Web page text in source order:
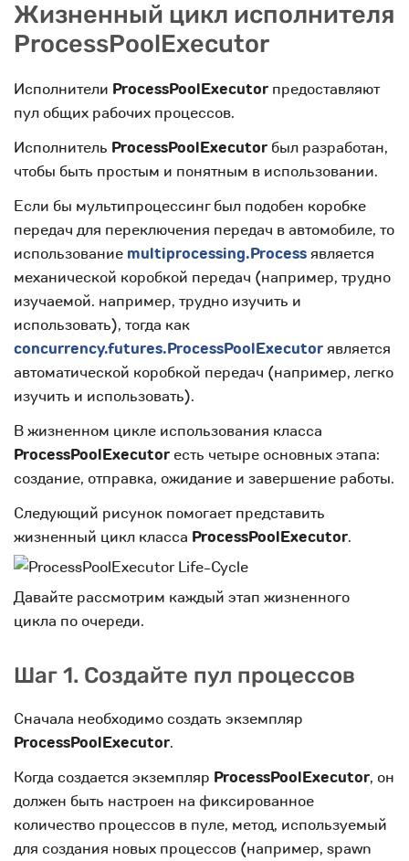
Жизненный цикл исполнителя
ProcessPoolExecutor
Исполнители ProcessPoolExecutor предоставляют
пул общих рабочих процессов.
Исполнитель ProcessPoolExecutor был разработан,
чтобы быть простым и понятным в использовании.
Если бы мультипроцессинг был подобен коробке
передач для переключения передач в автомобиле, то
использование multiprocessing.Processявляется
механической коробкой передач (например, трудно
изучаемой. например, трудно изучить и
использовать), тогда как
concurrency.futures.ProcessPoolExecutorявляется
автоматической коробкой передач (например, легко
изучить и использовать).
В жизненном цикле использования класса
ProcessPoolExecutor есть четыре основных этапа:
создание, отправка, ожидание и завершение работы.
Следующий рисунок помогает представить
жизненный цикл класса ProcessPoolExecutor.
Давайте рассмотрим каждый этап жизненного
цикла по очереди.
Шаг 1. Создайте пул процессов
Сначала необходимо создать экземпляр
ProcessPoolExecutor.
Когда создается экземпляр ProcessPoolExecutor, он
должен быть настроен на фиксированное
количество процессов в пуле, метод, используемый
для создания новых процессов (например, spawn